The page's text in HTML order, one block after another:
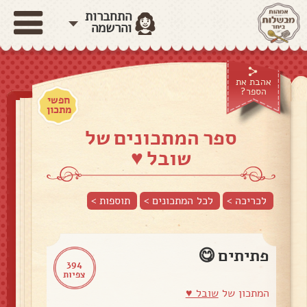
התחברות
והרשמה
אהבת את
הספר?
חפשי
מתכון
ספר המתכונים של
שובל ♥️
לכריכה > לכל המתכונים > תוספות>
394
צפיות
פתיתים 😋
המתכון שלשובל ♥️